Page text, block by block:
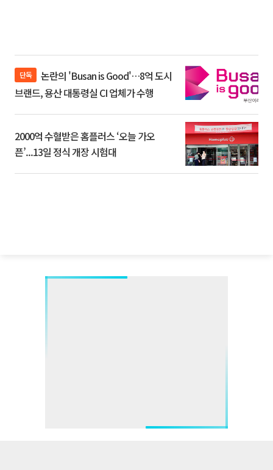
단독
브랜드, 용산 대통령실 CI 업체가 수행
2000억 수혈받은 홈플러스 ‘오늘 가오
픈’...13일 정식 개장 시험대